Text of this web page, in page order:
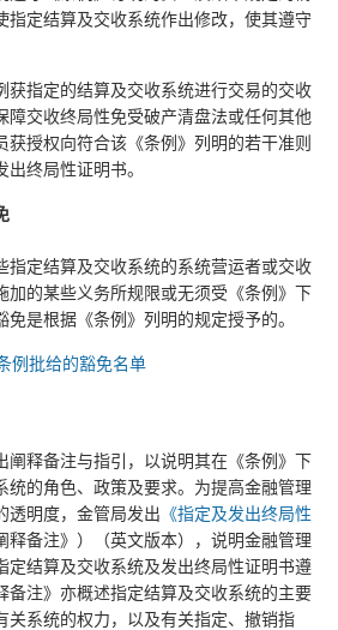
指定结算及交收系统作出修改，使其遵守
获指定的结算及交收系统进行交易的交收
障交收终局性免受破产清盘法或任何其他
获授权向符合该《条例》列明的若干准则
终局性证明书。
指定结算及交收系统的系统营运者或交收
加的某些义务所规限或无须受《条例》下
是根据《条例》列明的规定授予的。
例批给的豁免名单
阐释备注与指引，以说明其在《条例》下
统的角色、政策及要求。为提高金融管理
透明度，金管局发出 《指定及发出终局性
释备注》）（英文版本），说明金融管理
定结算及交收系统及发出终局性证明书遵
备注》亦概述指定结算及交收系统的主要
关系统的权力，以及有关指定、撤销指